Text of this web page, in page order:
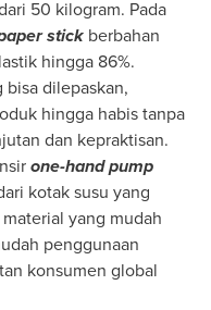
50 kilogram. Pada
stick berbahan
hingga 86%.
bisa dilepaskan,
hingga habis tanpa
dan kepraktisan.
one-hand pump
kotak susu yang
yang mudah
penggunaan
konsumen global